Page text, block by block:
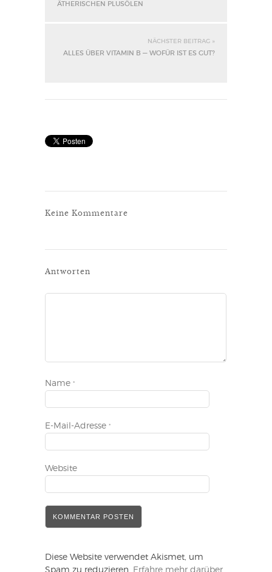
ÄTHERISCHEN PLUSÖLEN
NÄCHSTER BEITRAG »
ALLES ÜBER VITAMIN B — WOFÜR IST ES GUT?
Keine Kommentare
Antworten
Name *
E-Mail-Adresse *
Website
Diese Website verwendet Akismet, um